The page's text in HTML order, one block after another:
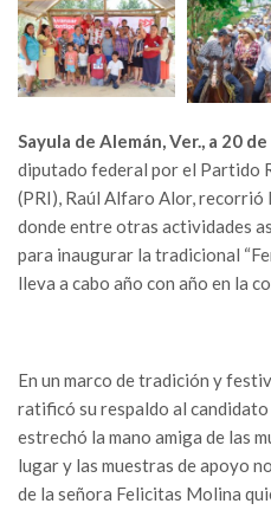
Sayula de Alemán, Ver., a 20
diputado federal por el Partido
(PRI), Raúl Alfaro Alor, recorrió
donde entre otras actividades
para inaugurar la tradicional
lleva a cabo año con año en la
En un marco de tradición y
ratificó su respaldo al
estrechó la mano amiga de las
lugar y las muestras de apoyo
de la señora Felicitas Molina